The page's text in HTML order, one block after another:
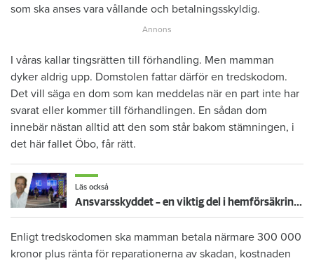
som ska anses vara vållande och betalningsskyldig.
I våras kallar tingsrätten till förhandling. Men mamman
dyker aldrig upp. Domstolen fattar därför en tredskodom.
Det vill säga en dom som kan meddelas när en part inte har
svarat eller kommer till förhandlingen. En sådan dom
innebär nästan alltid att den som står bakom stämningen, i
det här fallet Öbo, får rätt.
Läs också
Ansvarsskyddet – en viktig del i hemförsäkringen
Enligt tredskodomen ska mamman betala närmare 300 000
kronor plus ränta för reparationerna av skadan, kostnaden